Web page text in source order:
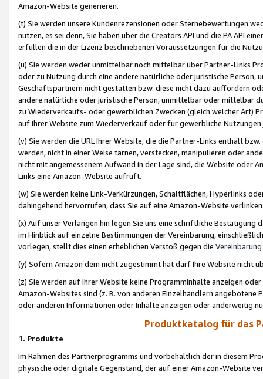
Amazon-Website generieren.
(t) Sie werden unsere Kundenrezensionen oder Sternebewertungen
nutzen, es sei denn, Sie haben über die Creators API und die PA API
erfüllen die in der Lizenz beschriebenen Voraussetzungen für die
(u) Sie werden weder unmittelbar noch mittelbar über Partner-Links
oder zu Nutzung durch eine andere natürliche oder juristische
Geschäftspartnern nicht gestatten bzw. diese nicht dazu auffordern
andere natürliche oder juristische Person, unmittelbar oder mittelbar
zu Wiederverkaufs- oder gewerblichen Zwecken (gleich welcher Art)
auf Ihrer Website zum Wiederverkauf oder für gewerbliche
(v) Sie werden die URL Ihrer Website, die die Partner-Links enthält
werden, nicht in einer Weise tarnen, verstecken, manipulieren oder
nicht mit angemessenem Aufwand in der Lage sind, die Website oder
Links eine Amazon-Website aufruft.
(w) Sie werden keine Link-Verkürzungen, Schaltflächen, Hyperlinks
dahingehend hervorrufen, dass Sie auf eine Amazon-Website
(x) Auf unser Verlangen hin legen Sie uns eine schriftliche
im Hinblick auf einzelne Bestimmungen der Vereinbarung,
vorlegen, stellt dies einen erheblichen Verstoß gegen die Vereinbarung
(y) Sofern Amazon dem nicht zugestimmt hat darf Ihre Website nicht
(z) Sie werden auf Ihrer Website keine Programminhalte anzeigen
Amazon-Websites sind (z. B. von anderen Einzelhändlern
oder anderen Informationen oder Inhalte anzeigen oder anderweitig
Produktkatalog für das
1. Produkte
Im Rahmen des Partnerprogramms und vorbehaltlich der in diesem
physische oder digitale Gegenstand, der auf einer Amazon-Website